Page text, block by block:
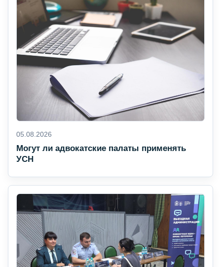
05.08.2026
Могут ли адвокатские палаты применять
УСН